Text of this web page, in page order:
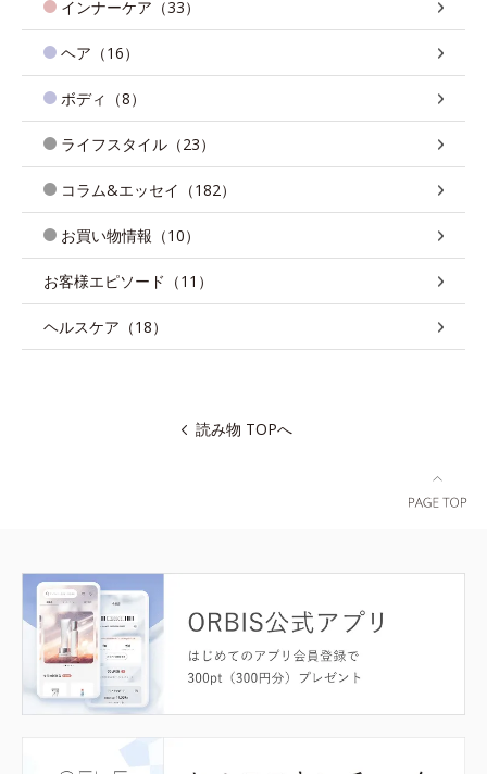
インナーケア（33）
ヘア（16）
ボディ（8）
ライフスタイル（23）
コラム&エッセイ（182）
お買い物情報（10）
お客様エピソード（11）
ヘルスケア（18）
読み物 TOPへ